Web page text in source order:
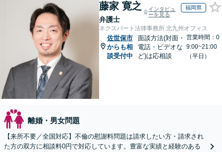
藤家 寛之
弁護士
インタビュ
ーを見る
福岡県
ネクスパート法律事務所 北九州オフィス
佐世保市
からも相
談受付中
面談方法(対面・
電話・ビデオな
ど)は応相談
営業時間：0
9:00~21:00
（平日）
離婚・男女問題
【来所不要／全国対応】不倫の慰謝料問題は請求したい方・請求され
た方の双方に相談料0円で対応しています。豊富な実績と経験のある